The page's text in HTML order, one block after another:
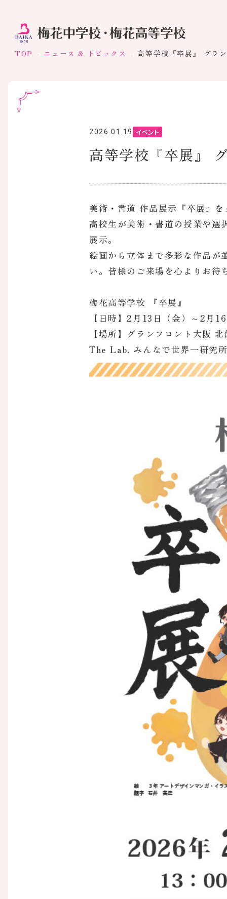
TOP ニュース & トピックス 高等学校『卒展』 グラ
2026.01.19 イベント
高等学校『卒展』
美術・書道 作品展示『卒展』
高校生が美術・書道の授業や選
展示。
絵画から立体まで多彩な作品
い。皆様のご来場を心よりお待
梅花高等学校 『卒展』
【日時】2月13日（金）～2月
【場所】グランフロント大阪
The Lab. みんなで世界一研究